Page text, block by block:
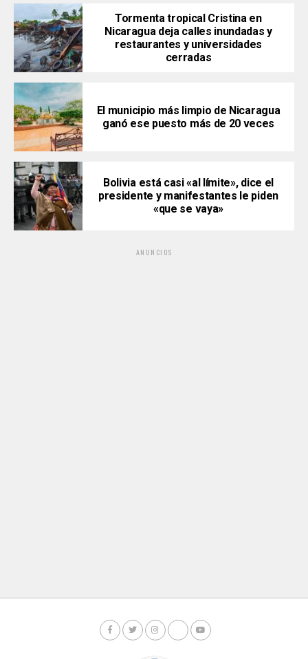
Tormenta tropical Cristina en
Nicaragua deja calles inundadas y
restaurantes y universidades
cerradas
El municipio más limpio de Nicaragua
ganó ese puesto más de 20 veces
Bolivia está casi «al límite», dice el
presidente y manifestantes le piden
«que se vaya»
ANUNCIOS